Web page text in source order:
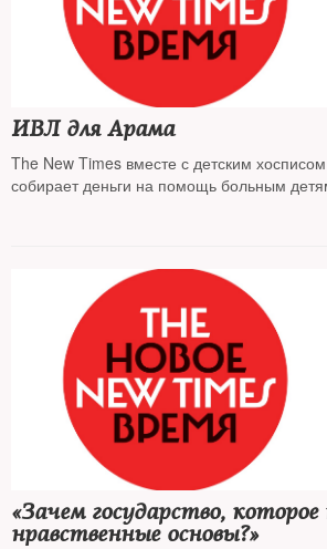
ИВЛ для Арама
The New Times вместе с детским
собирает деньги на помощь больным
«Зачем государство,
нравственные основы?»